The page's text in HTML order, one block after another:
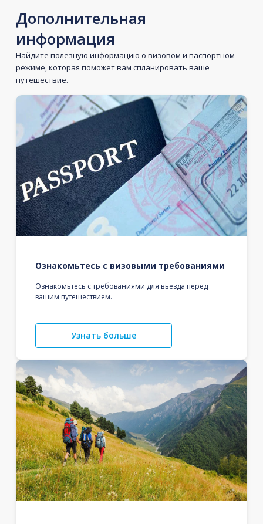
Дополнительная
информация
Найдите полезную информацию о визовом и паспортном
режиме, которая поможет вам спланировать ваше
путешествие.
Ознакомьтесь с визовыми требованиями
Ознакомьтесь с требованиями для въезда перед
вашим путешествием.
Узнать больше